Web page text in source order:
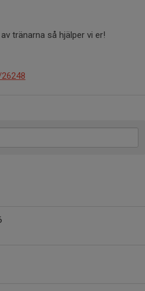
tränarna så hjälper vi er!